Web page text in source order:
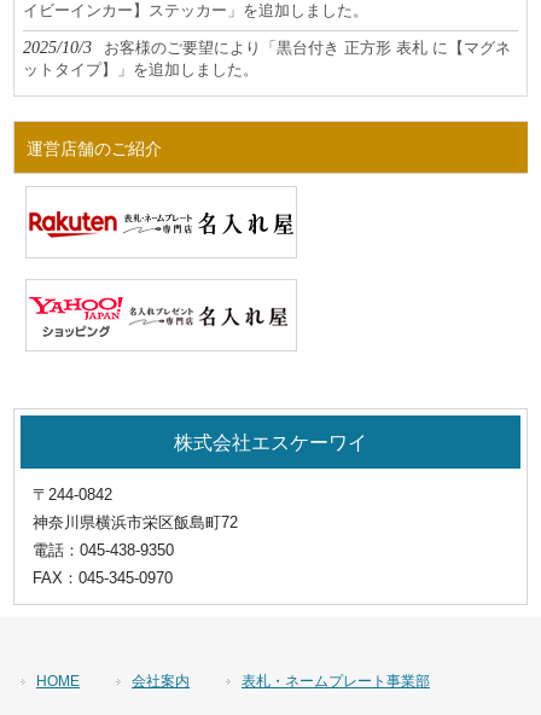
イビーインカー】ステッカー」を追加しました。
2025/10/3
お客様のご要望により「黒台付き 正方形 表札 に【マグネ
ットタイプ】」を追加しました。
運営店舗のご紹介
株式会社エスケーワイ
〒244-0842
神奈川県横浜市栄区飯島町72
電話：045-438-9350
FAX：045-345-0970
HOME 会社案内 表札・ネームプレート事業部